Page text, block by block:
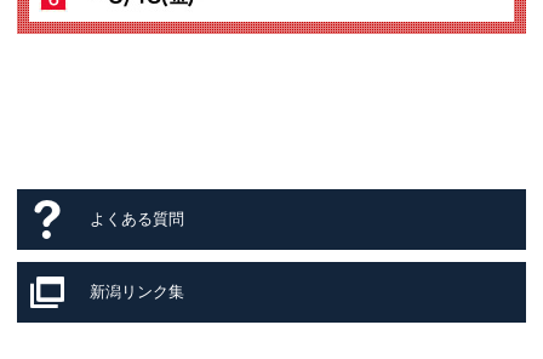
よくある質問
新潟リンク集